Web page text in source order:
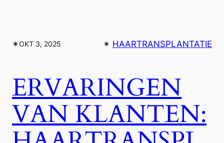
✴︎OKT 3, 2025 ✴︎ HAARTRANSPLANTATIE
ERVARINGEN
VAN KLANTEN: